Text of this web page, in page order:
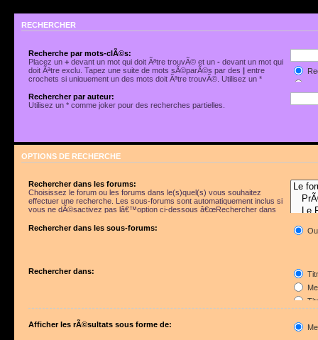
RECHERCHER
Recherche par mots-clÃ©s:
Placez un+ devant un mot qui doit Ãªtre trouvÃ© et un- devant un mot qui
doit Ãªtre exclu. Tapez une suite de mots sÃ©parÃ©s par des| entre
crochets si uniquement un des mots doit Ãªtre trouvÃ©. Utilisez un *
Rechercher par auteur:
Utilisez un * comme joker pour des recherches partielles.
OPTIONS DE RECHERCHE
Rechercher dans les forums:
Choisissez le forum ou les forums dans le(s)quel(s) vous souhaitez
effectuer une recherche. Les sous-forums sont automatiquement inclus si
vous ne dÃ©sactivez pas lâ€™option ci-dessous â€œRechercher dans
Rechercher dans les sous-forums:
Rechercher dans:
Afficher les rÃ©sultats sous forme de: